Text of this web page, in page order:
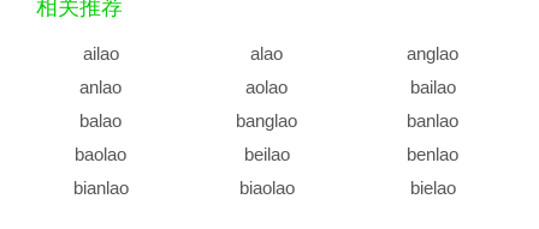
相关推荐
ailao alao
anglao
anlao
aolao
bailao
balao
banglao
banlao
baolao
beilao
benlao
bianlao
biaolao
bielao